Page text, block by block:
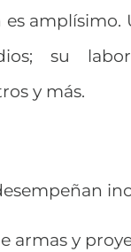
es amplísimo.
su
y más.
armas y